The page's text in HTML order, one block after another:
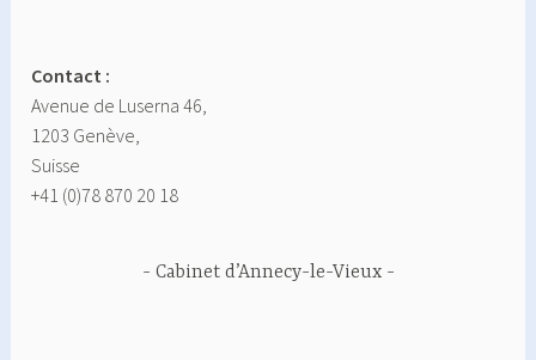
Contact :
Avenue de Luserna 46,
1203 Genève,
Suisse
+41 (0)78 870 20 18
Cabinet d’Annecy-le-Vieux